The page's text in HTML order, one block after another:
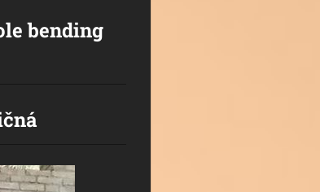
bending